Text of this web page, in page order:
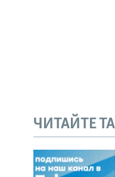
ЧИТАЙТЕ